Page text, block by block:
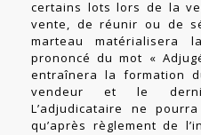
certains lots lors de la
vente, de réunir ou de
marteau
prononcé du mot «
entraînera la formation
vendeur et le
L’adjudicataire ne
qu’après règlement de